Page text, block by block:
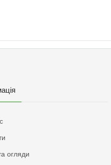
огляди